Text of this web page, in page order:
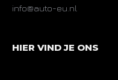
info@auto-eu.nl
HIER VIND JE ONS